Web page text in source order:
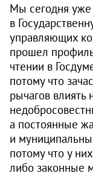
Мы сегодня уже
в
управляющих
прошел
чтении в
потому что
рычагов влиять
а постоянные
и
потому что у
либо законные